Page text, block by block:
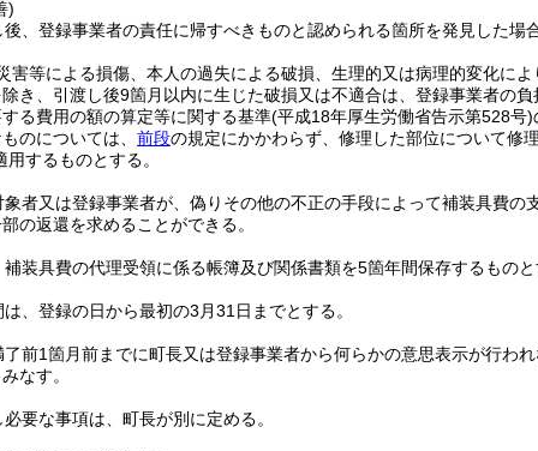
)
、登録事業者の責任に帰すべきものと認められる箇所を発見した場
害等による損傷、本人の過失による破損、生理的又は病理的変化に
き、引渡し後9箇月以内に生じた破損又は不適合は、登録事業者の負
る費用の額の算定等に関する基準(平成18年厚生労働省告示第528号)
のについては、 前段の規定にかかわらず、修理した部位について修
用するものとする。
者又は登録事業者が、偽りその他の不正の手段によって補装具費
の返還を求めることができる。
装具費の代理受領に係る帳簿及び関係書類を5箇年間保存するものと
、登録の日から最初の3月31日までとする。
了前1箇月前までに町長又は登録事業者から何らかの意思表示が行わ
なす。
必要な事項は、町長が別に定める。